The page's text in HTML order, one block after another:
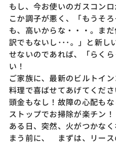
もし、今お使いのガスコン
こか調子が悪く、「もうそ
も、高いからな・・・。ま
訳でもないし･･･。」と新し
せないのであれば、「らく
い！
ご家族に、最新のビルトイ
料理で喜ばせてあげてくださ
頭金もなし！故障の心配も
ストップでお掃除が楽チン！
ある日、突然、火がつかな
まう前に、 まずは、リース